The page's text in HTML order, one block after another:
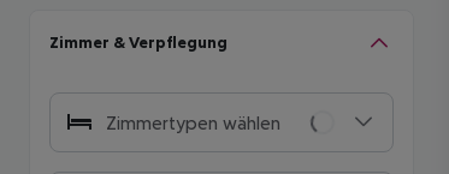
Zimmer & Verpflegung
Zimmertypen wählen